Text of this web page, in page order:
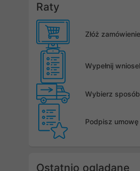
Raty
Złóż
Wypełnij
Wybierz
Podpisz
Ostatnio oglądane